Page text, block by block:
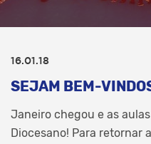
16.01.18
SEJAM BEM-
Janeiro chegou e as
Diocesano! Para retornar